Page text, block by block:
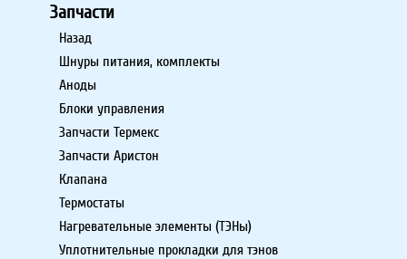
Запчасти
Назад
Шнуры питания, комплекты
Аноды
Блоки управления
Запчасти Термекс
Запчасти Аристон
Клапана
Термостаты
Нагревательные элементы (ТЭНы)
Уплотнительные прокладки для тэнов